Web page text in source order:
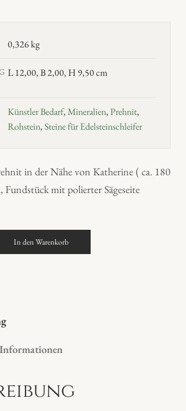
0,326 kg
L 12,00, B 2,00, H 9,50 cm
Künstler Bedarf,Mineralien,Prehnit,
Rohstein,Steine für Edelsteinschleifer
in der Nähe von Katherine ( ca. 180
mit polierter Sägeseite
In den Warenkorb